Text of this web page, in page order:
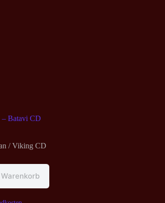
Batavi CD
/ Viking CD